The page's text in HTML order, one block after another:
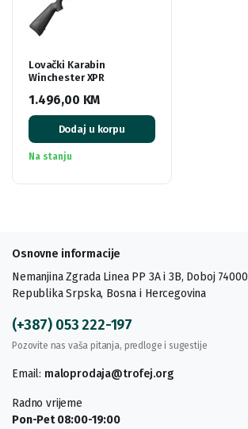
Lovački Karabin
Winchester XPR
1.496,00 KM
Dodaj u korpu
Na stanju
Osnovne informacije
Nemanjina Zgrada Linea PP 3A i 3B, Doboj 74000
Republika Srpska, Bosna i Hercegovina
(+387) 053 222-197
Pozovite nas vaša pitanja, predloge i sugestije
Email: maloprodaja@trofej.org
Radno vrijeme
Pon-Pet 08:00-19:00